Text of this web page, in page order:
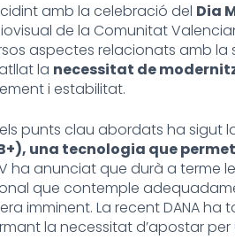
amb la celebració del Dia
de la Comunitat
aspectes relacionats amb la
la necessitat de
i estabilitat.
punts clau abordats ha sigut
una tecnologia que
ha anunciat que durà a terme
que contemple
imminent. La recent DANA
la necessitat d’apostar